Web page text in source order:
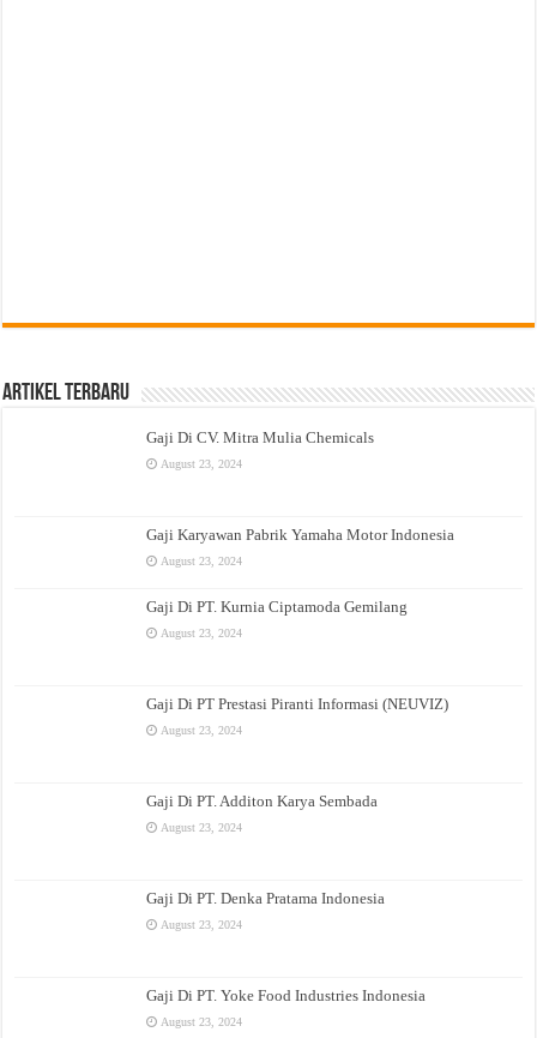
Artikel Terbaru
Gaji Di CV. Mitra Mulia Chemicals
August 23, 2024
Gaji Karyawan Pabrik Yamaha Motor Indonesia
August 23, 2024
Gaji Di PT. Kurnia Ciptamoda Gemilang
August 23, 2024
Gaji Di PT Prestasi Piranti Informasi (NEUVIZ)
August 23, 2024
Gaji Di PT. Additon Karya Sembada
August 23, 2024
Gaji Di PT. Denka Pratama Indonesia
August 23, 2024
Gaji Di PT. Yoke Food Industries Indonesia
August 23, 2024